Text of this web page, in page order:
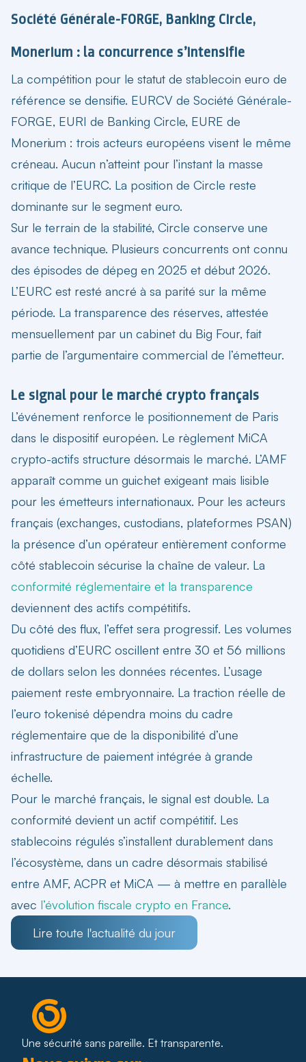
Société Générale-FORGE, Banking Circle,
Monerium : la concurrence s’intensifie
La compétition pour le statut de stablecoin euro de
référence se densifie. EURCV de Société Générale-
FORGE, EURI de Banking Circle, EURE de
Monerium : trois acteurs européens visent le même
créneau. Aucun n’atteint pour l’instant la masse
critique de l’EURC. La position de Circle reste
dominante sur le segment euro.
Sur le terrain de la stabilité, Circle conserve une
avance technique. Plusieurs concurrents ont connu
des épisodes de dépeg en 2025 et début 2026.
L’EURC est resté ancré à sa parité sur la même
période. La transparence des réserves, attestée
mensuellement par un cabinet du Big Four, fait
partie de l’argumentaire commercial de l’émetteur.
Le signal pour le marché crypto français
L’événement renforce le positionnement de Paris
dans le dispositif européen. Le règlement MiCA
crypto-actifs structure désormais le marché. L’AMF
apparaît comme un guichet exigeant mais lisible
pour les émetteurs internationaux. Pour les acteurs
français (exchanges, custodians, plateformes PSAN)
la présence d’un opérateur entièrement conforme
côté stablecoin sécurise la chaîne de valeur. La
conformité réglementaire et la transparence
deviennent des actifs compétitifs.
Du côté des flux, l’effet sera progressif. Les volumes
quotidiens d’EURC oscillent entre 30 et 56 millions
de dollars selon les données récentes. L’usage
paiement reste embryonnaire. La traction réelle de
l’euro tokenisé dépendra moins du cadre
réglementaire que de la disponibilité d’une
infrastructure de paiement intégrée à grande
échelle.
Pour le marché français, le signal est double. La
conformité devient un actif compétitif. Les
stablecoins régulés s’installent durablement dans
l’écosystème, dans un cadre désormais stabilisé
entre AMF, ACPR et MiCA — à mettre en parallèle
avec l’évolution fiscale crypto en France.
Lire toute l'actualité du jour
Une sécurité sans pareille. Et transparente.